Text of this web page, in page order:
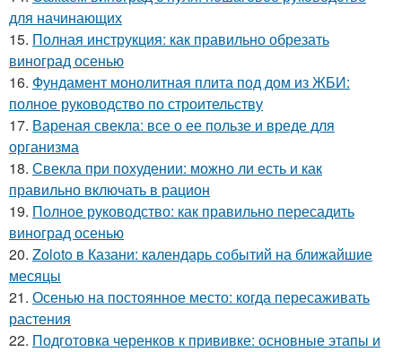
для начинающих
15. Полная инструкция: как правильно обрезать
виноград осенью
16. Фундамент монолитная плита под дом из ЖБИ:
полное руководство по строительству
17. Вареная свекла: все о ее пользе и вреде для
организма
18. Свекла при похудении: можно ли есть и как
правильно включать в рацион
19. Полное руководство: как правильно пересадить
виноград осенью
20. Zoloto в Казани: календарь событий на ближайшие
месяцы
21. Осенью на постоянное место: когда пересаживать
растения
22. Подготовка черенков к прививке: основные этапы и